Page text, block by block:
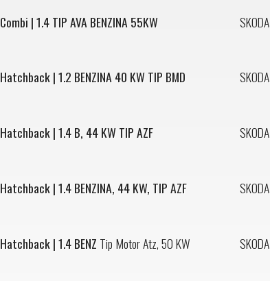
Combi | 1.4 TIP AVA BENZINA 55KW SKODA
Hatchback | 1.2 BENZINA 40 KW TIP BMD SKODA
Hatchback | 1.4 B, 44 KW TIP AZF SKODA
Hatchback | 1.4 BENZINA, 44 KW, TIP AZF SKODA
Hatchback | 1.4 BENZ Tip Motor Atz, 50 KW SKODA